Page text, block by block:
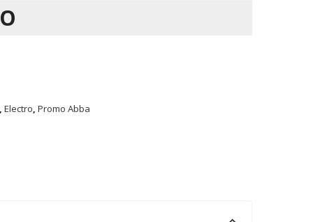
, Electro, Promo Abba